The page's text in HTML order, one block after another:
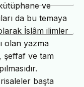
ve
da bu temaya
İslâm ilimler
olan yazma
şeffaf ve tam
başta